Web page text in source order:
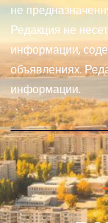
не
Редакция не
информации,
объявлениях.
информации.